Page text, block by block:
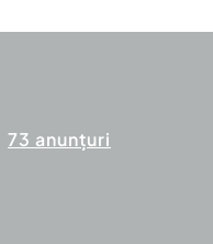
73 anunțuri